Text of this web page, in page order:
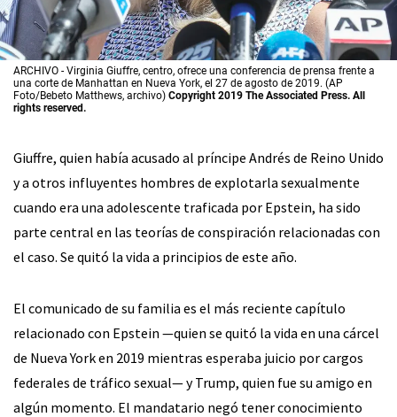
ARCHIVO - Virginia Giuffre, centro, ofrece una conferencia de prensa frente a
una corte de Manhattan en Nueva York, el 27 de agosto de 2019. (AP
Foto/Bebeto Matthews, archivo) Copyright 2019 The Associated Press. All
rights reserved.
Giuffre, quien había acusado al príncipe Andrés de Reino Unido
y a otros influyentes hombres de explotarla sexualmente
cuando era una adolescente traficada por Epstein, ha sido
parte central en las teorías de conspiración relacionadas con
el caso. Se quitó la vida a principios de este año.
El comunicado de su familia es el más reciente capítulo
relacionado con Epstein —quien se quitó la vida en una cárcel
de Nueva York en 2019 mientras esperaba juicio por cargos
federales de tráfico sexual— y Trump, quien fue su amigo en
algún momento. El mandatario negó tener conocimiento